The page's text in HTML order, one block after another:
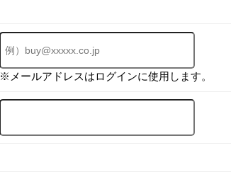
※メールアドレスはログインに使用します。